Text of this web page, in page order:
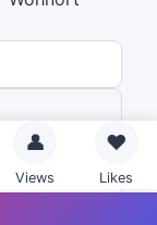
👤
Views
❤️
Likes